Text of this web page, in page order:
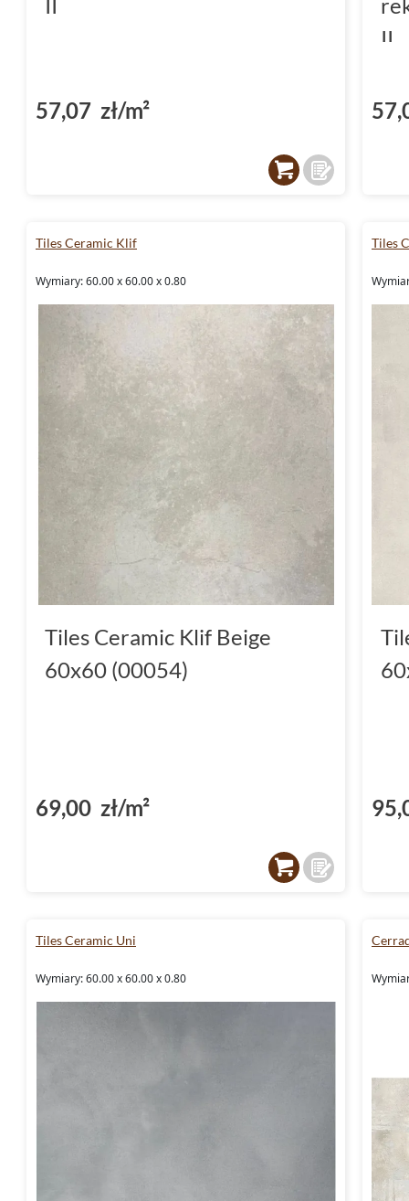
57,07 zł/m²
II
Tiles Ceramic Klif
Wymiary: 60.00 x 60.00 x 0.80
Tiles Ceramic Klif Beige
60x60 (00054)
69,00 zł/m²
Tiles
Tiles Ceramic Uni
Wymiary: 60.00 x 60.00 x 0.80